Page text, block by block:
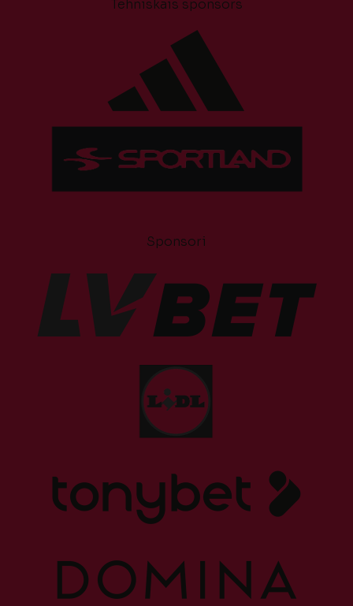
Tehniskais sponsors
Sponsori